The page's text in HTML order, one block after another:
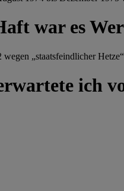
war es
„staatsfeindlicher
ich